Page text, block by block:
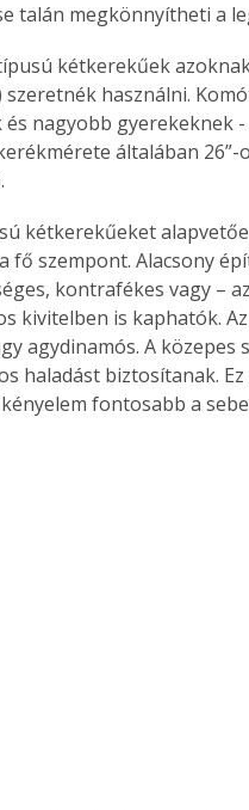
talán megkönnyítheti a
kétkerekűek
szeretnék használni.
nagyobb gyerekeknek
általában
kétkerekűeket
fő szempont. Alacsony
kontrafékes vagy –
kivitelben is kaphatók.
agydinamós. A
haladást biztosítanak.
fontosabb a